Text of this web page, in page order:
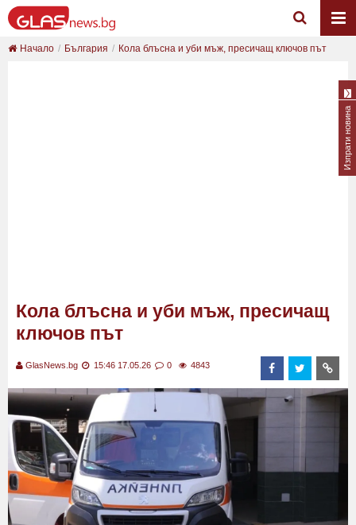
Начало България Кола блъсна и уби мъж, пресичащ ключов път
Кола блъсна и уби мъж, пресичащ
ключов път
GlasNews.bg 15:46 17.05.26 0 4843
Изпрати новина